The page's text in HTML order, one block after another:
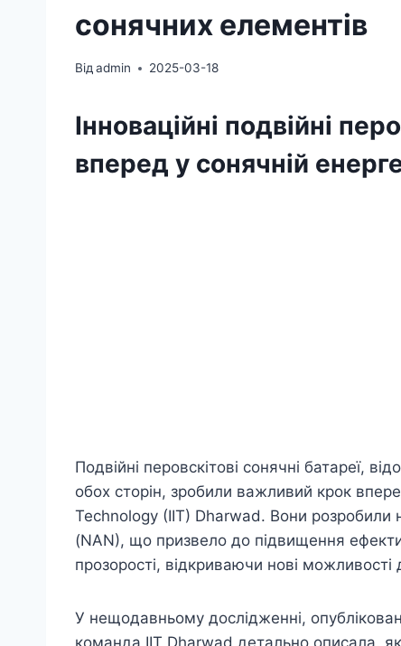
сонячних елементів
Відadmin 2025-03-18
Інноваційні подвійні
вперед у сонячній
Подвійні перовскітові сонячні батареї,
обох сторін, зробили важливий крок
Technology (IIT) Dharwad. Вони розробили
(NAN), що призвело до підвищення
прозорості, відкриваючи нові
У нещодавньому дослідженні,